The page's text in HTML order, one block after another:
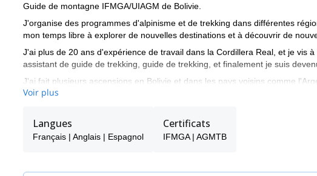
Guide de montagne IFMGA/UIAGM de Bolivie.
J'organise des programmes d'alpinisme et de trekking dans différentes
mon temps libre à explorer de nouvelles destinations et à découvrir de
J'ai plus de 20 ans d'expérience de travail dans la Cordillera Real, et je vis
assistant de guide de trekking, guide de trekking, et finalement je suis
J'ai fait plusieurs ascensions en Bolivie et dans les pays voisins comme
Salado, Wallatiri, Urus, Azangate, Huayna potosí, Illimani, Chir oco,
J'aime fournir un service de haut niveau à des personnes du monde
aider à atteindre leurs objectifs en montagne.
Voir plus
Langues
Français | Anglais | Espagnol
Certificats
IFMGA | AGMTB